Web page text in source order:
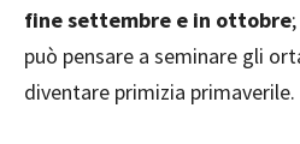
fine settembre e in ottobre
può pensare a seminare gli
diventare primizia primaverile.